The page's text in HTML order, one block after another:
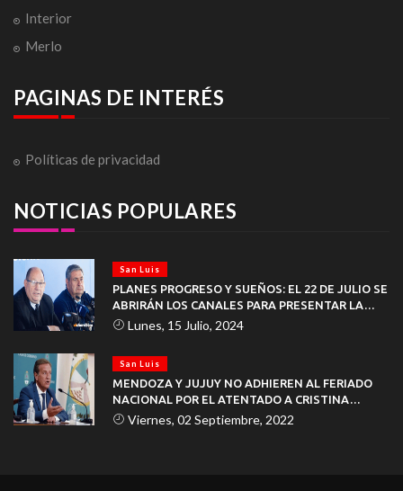
Interior
Merlo
PAGINAS DE INTERÉS
Políticas de privacidad
NOTICIAS POPULARES
San Luis
PLANES PROGRESO Y SUEÑOS: EL 22 DE JULIO SE
ABRIRÁN LOS CANALES PARA PRESENTAR LA
DOCUMENTACIÓN
Lunes, 15 Julio, 2024
San Luis
MENDOZA Y JUJUY NO ADHIEREN AL FERIADO
NACIONAL POR EL ATENTADO A CRISTINA
KIRCHNER
Viernes, 02 Septiembre, 2022